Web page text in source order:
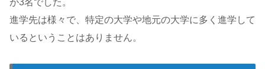
が3名でした。
進学先は様々で、特定の大学や地元の大学に多く進学して
いるということはありません。